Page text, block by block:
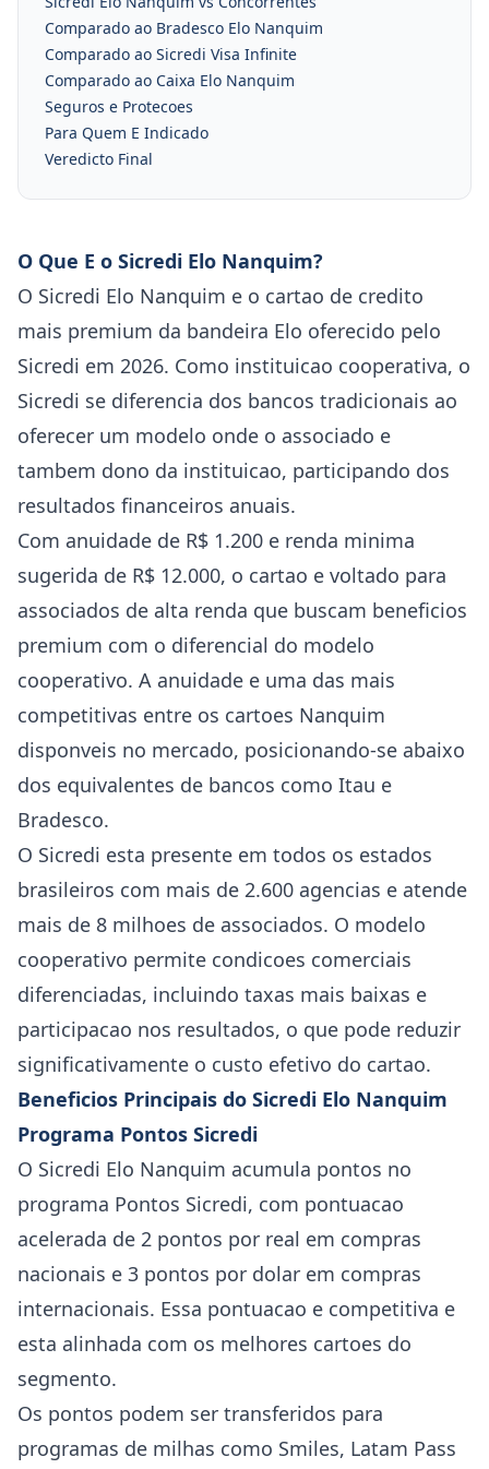
Comparado ao Bradesco Elo Nanquim
Comparado ao Sicredi Visa Infinite
Comparado ao Caixa Elo Nanquim
Seguros e Protecoes
Para Quem E Indicado
Veredicto Final
O Que E o Sicredi Elo Nanquim?
O Sicredi Elo Nanquim e o cartao de credito
mais premium da bandeira Elo oferecido pelo
Sicredi em 2026. Como instituicao cooperativa, o
Sicredi se diferencia dos bancos tradicionais ao
oferecer um modelo onde o associado e
tambem dono da instituicao, participando dos
resultados financeiros anuais.
Com anuidade de R$ 1.200 e renda minima
sugerida de R$ 12.000, o cartao e voltado para
associados de alta renda que buscam beneficios
premium com o diferencial do modelo
cooperativo. A anuidade e uma das mais
competitivas entre os cartoes Nanquim
disponveis no mercado, posicionando-se abaixo
dos equivalentes de bancos como Itau e
Bradesco.
O Sicredi esta presente em todos os estados
brasileiros com mais de 2.600 agencias e atende
mais de 8 milhoes de associados. O modelo
cooperativo permite condicoes comerciais
diferenciadas, incluindo taxas mais baixas e
participacao nos resultados, o que pode reduzir
significativamente o custo efetivo do cartao.
Beneficios Principais do Sicredi Elo Nanquim
Programa Pontos Sicredi
O Sicredi Elo Nanquim acumula pontos no
programa Pontos Sicredi, com pontuacao
acelerada de 2 pontos por real em compras
nacionais e 3 pontos por dolar em compras
internacionais. Essa pontuacao e competitiva e
esta alinhada com os melhores cartoes do
segmento.
Os pontos podem ser transferidos para
programas de milhas como Smiles, Latam Pass